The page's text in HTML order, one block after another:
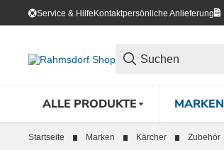
Service & HilfeKontaktpersönliche Anlieferung
ALLE PRODUKTE MARKEN
Startseite Marken Kärcher Zubehör